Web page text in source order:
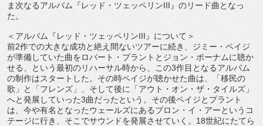
ま次なるアルバム『レッド・ツェッペリンIII 』 のリード曲となっ
た。
＜アルバム『レッド・ツェッペリンIII 』について＞
前2作での大きな成功と絶え間ないツアーに続き、ジミー・ ペイジ
が準備していた曲をロバート・プラントとジョン・ ボーナムに聴か
せる、という最初のリハーサル時から、この3作目 となるアルバム
の制作はスタートした。 その時ペイジが聴かせた曲は、「移民の
歌」と「フレンズ」、 そして後に「アウト・オン・ザ・タイルズ」
へと発展していった3曲だったという。その後ペイジとプラント
は、 今や有名となったウェールズにあるブロン・イ・ アーというコ
テージに行き、そこでサウンドを発展させていく。 18世紀にたてら